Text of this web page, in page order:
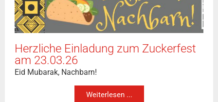
Herzliche Einladung zum Zuckerfest
am 23.03.26
Eid Mubarak, Nachbarn!
Weiterlesen ...